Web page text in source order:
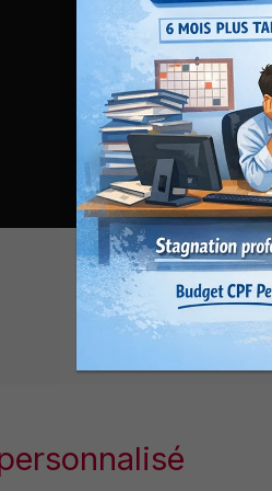
Nous
Quand
Contenu